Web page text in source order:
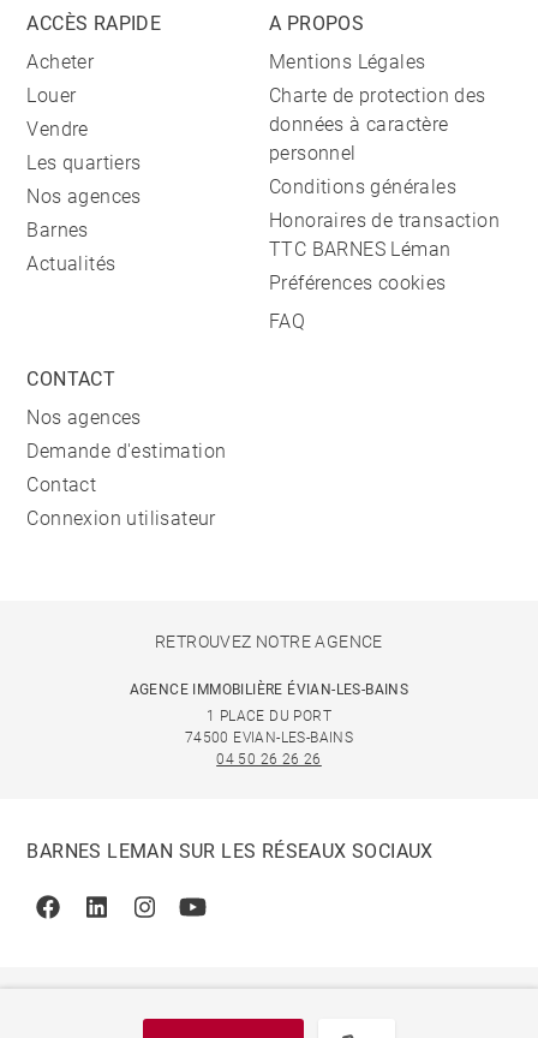
ACCÈS RAPIDE
Acheter
Louer
Vendre
Les quartiers
Nos agences
Barnes
Actualités
A PROPOS
Mentions Légales
Charte de protection des
données à caractère
personnel
Conditions générales
Honoraires de transaction
TTC BARNES Léman
Préférences cookies
FAQ
CONTACT
Nos agences
Demande d'estimation
Contact
Connexion utilisateur
RETROUVEZ NOTRE AGENCE
AGENCE IMMOBILIÈRE ÉVIAN-LES-BAINS
1 PLACE DU PORT
74500 EVIAN-LES-BAINS
04 50 26 26 26
BARNES LEMAN SUR LES RÉSEAUX SOCIAUX
FacebookLinkedinInstagramYoutube